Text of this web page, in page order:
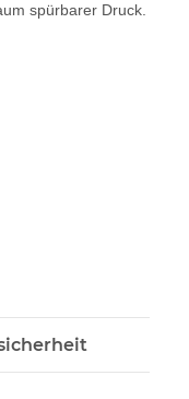
spürbarer Druck.